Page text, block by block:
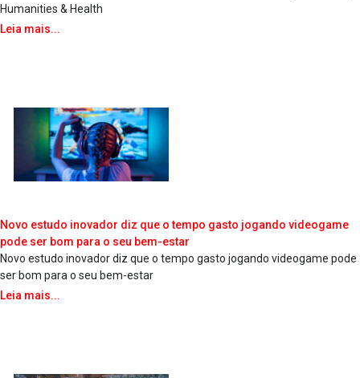
Humanities & Health
Leia mais...
Novo estudo inovador diz que o tempo gasto jogando videogame
pode ser bom para o seu bem-estar
Novo estudo inovador diz que o tempo gasto jogando videogame pode
ser bom para o seu bem-estar
Leia mais...